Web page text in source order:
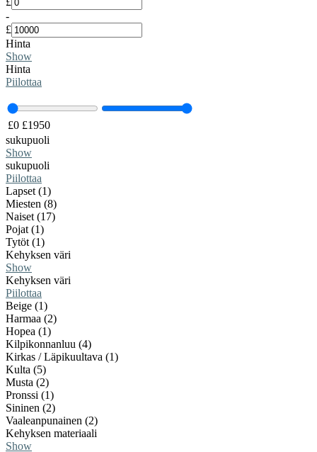
-
£
Hinta
Show
Hinta
Piilottaa
£0 £1950
sukupuoli
Show
sukupuoli
Piilottaa
Lapset (1)
Miesten (8)
Naiset (17)
Pojat (1)
Tytöt (1)
Kehyksen väri
Show
Kehyksen väri
Piilottaa
Beige (1)
Harmaa (2)
Hopea (1)
Kilpikonnanluu (4)
Kirkas / Läpikuultava (1)
Kulta (5)
Musta (2)
Pronssi (1)
Sininen (2)
Vaaleanpunainen (2)
Kehyksen materiaali
Show